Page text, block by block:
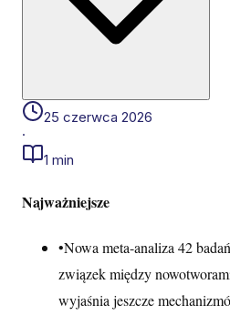
25 czerwca 2026
·
1 min
Najważniejsze
•Nowa meta-analiza 42
związek między
wyjaśnia jeszcze